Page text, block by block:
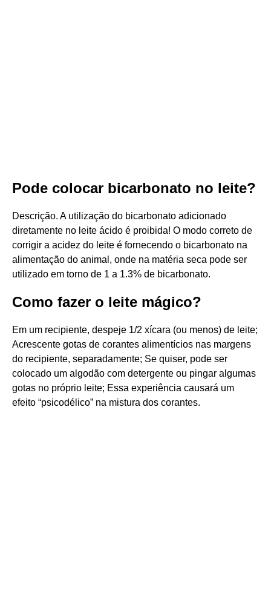
Pode colocar bicarbonato no leite?
Descrição. A utilização do bicarbonato adicionado
diretamente no leite ácido é proibida! O modo correto de
corrigir a acidez do leite é fornecendo o bicarbonato na
alimentação do animal, onde na matéria seca pode ser
utilizado em torno de 1 a 1.3% de bicarbonato.
Como fazer o leite mágico?
Em um recipiente, despeje 1/2 xícara (ou menos) de leite;
Acrescente gotas de corantes alimentícios nas margens
do recipiente, separadamente; Se quiser, pode ser
colocado um algodão com detergente ou pingar algumas
gotas no próprio leite; Essa experiência causará um
efeito “psicodélico” na mistura dos corantes.